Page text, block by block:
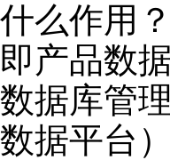
什么作用
即产品数
数据库管
数据平台）